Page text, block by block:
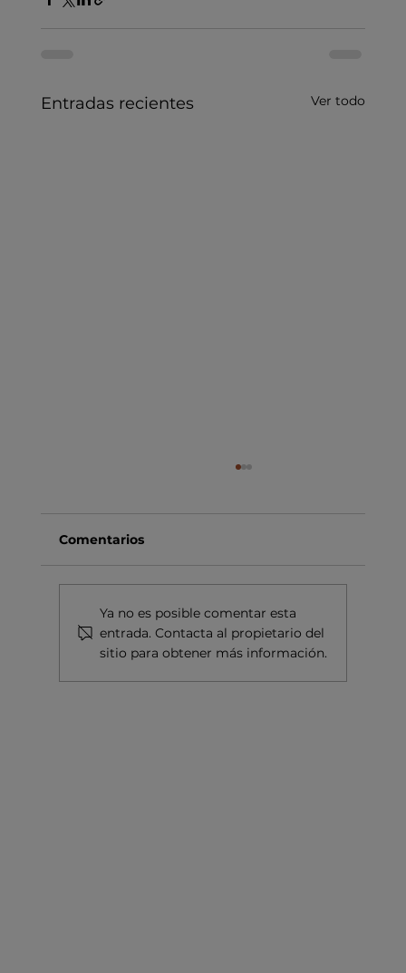
Entradas recientes Ver todo
VINYES DEL TERRER, TIERRA DE
Comentarios
Ya no es posible comentar esta
entrada. Contacta al propietario del
sitio para obtener más información.